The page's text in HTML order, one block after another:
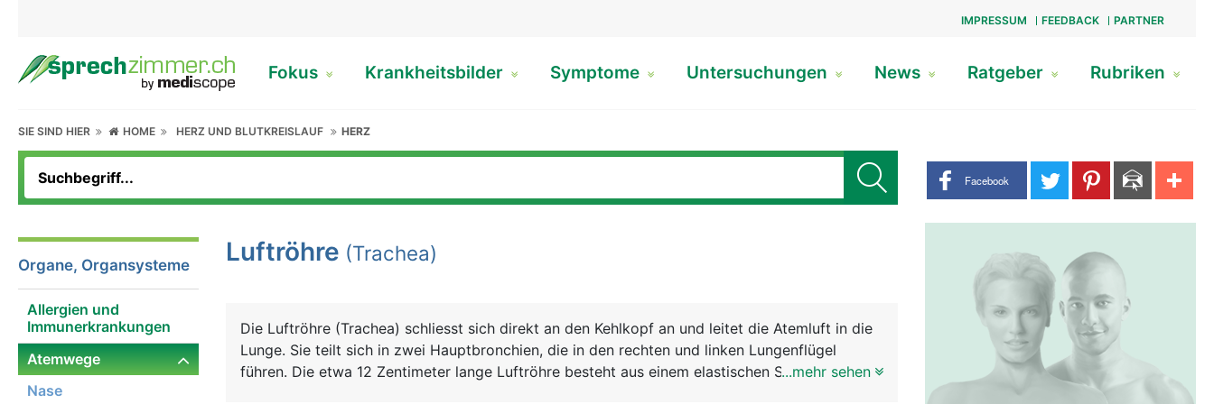
IMPRESSUM FEEDBACK PARTNER
Fokus Krankheitsbilder Symptome Untersuchungen News Ratgeber Rubriken
SIE SIND HIER HOME HERZ UND BLUTKREISLAUF HERZ
Share buttons
Facebook
Organe, Organsysteme
Allergien und
Immunerkrankungen
Atemwege
Nase
Luftröhre (Trachea)
Die Luftröhre (Trachea) schliesst sich direkt an den Kehlkopf an und leitet die Atemluft in die
Lunge. Sie teilt sich in zwei Hauptbronchien, die in den rechten und linken Lungenflügel
führen. Die etwa 12 Zentimeter lange Luftröhre besteht aus einem elastischen Schlauch, für
...mehr sehen